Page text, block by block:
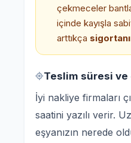
çekmeceler
içinde kayışla
arttıkça
Teslim süresi ve
İyi nakliye firmaları
saatini yazılı verir.
eşyanızın nerede